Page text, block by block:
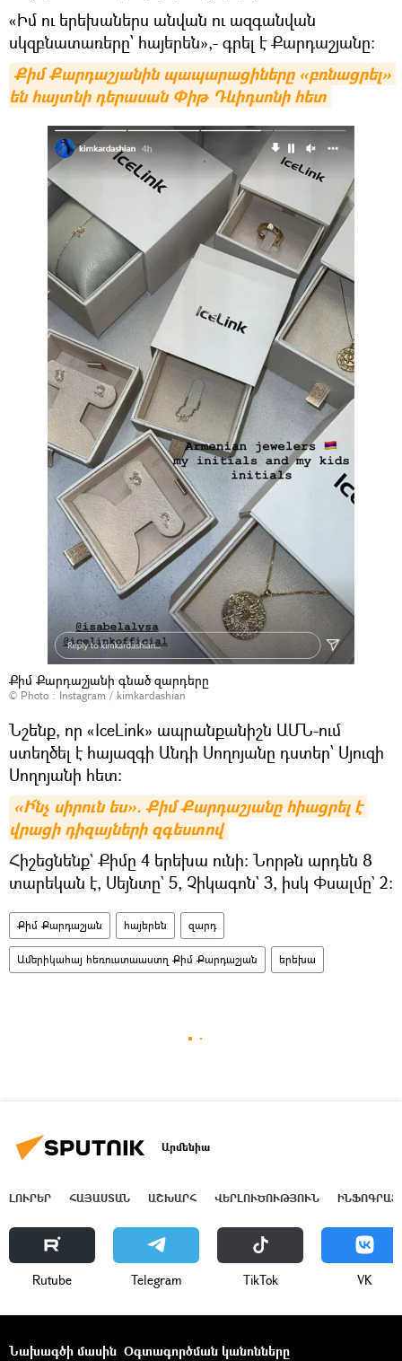
«Իմ ու երեխաներս անվան ու ազգանվան
սկզբնատառերը՝ հայերեն»,- գրել է Քարդաշյանը։
Քիմ Քարդաշյանին պապարացիները «բռնացրել»
են հայտնի դերասան Փիթ Դևիդսոնի հետ
Քիմ Քարդաշյանի գնած զարդերը
© Photo : Instagram / kimkardashian
Նշենք, որ «IceLink» ապրանքանիշն ԱՄՆ-ում
ստեղծել է հայազգի Անդի Սողոյանը դստեր՝ Սյուզի
Սողոյանի հետ:
«Ի՜նչ սիրուն ես». Քիմ Քարդաշյանը հիացրել է
վրացի դիզայների զգեստով
Հիշեցնենք` Քիմը 4 երեխա ունի: Նորթն արդեն 8
տարեկան է, Սեյնտը` 5, Չիկագոն` 3, իսկ Փսալմը` 2:
Քիմ Քարդաշյան հայերեն զարդ
Ամերիկահայ հեռուստաաստղ Քիմ Քարդաշյան երեխա
Արմենիա
ԼՈՒՐԵՐ ՀԱՅԱՍՏԱՆ ԱՇԽԱՐՀ ՎԵՐԼՈՒԾՈՒԹՅՈՒՆ
Rutube Telegram ТikТоk VK
Նախագծի մասին Օգտագործման կանոնները